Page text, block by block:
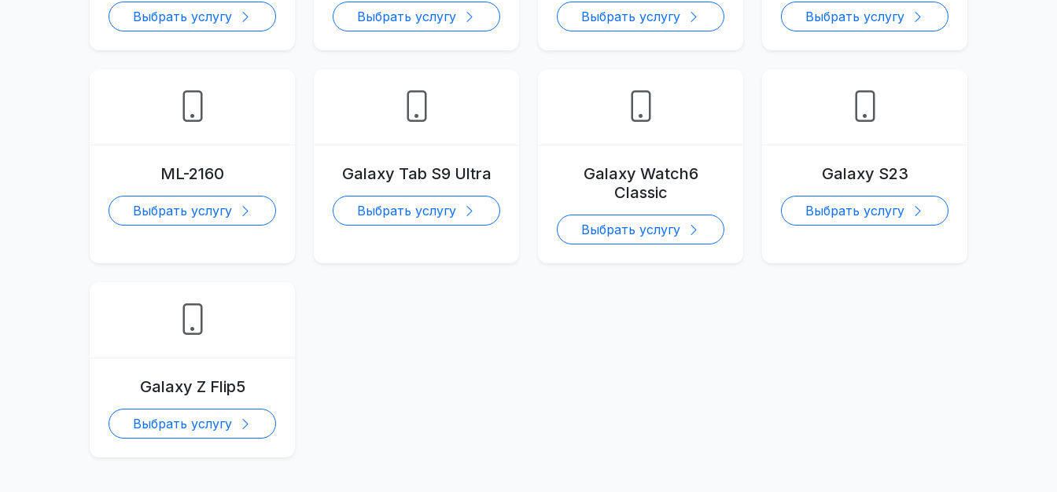
Выбрать услугу Выбрать услугу Выбрать услугу Выбрать услугу
ML-2160
Выбрать услугу
Galaxy Tab S9 Ultra
Выбрать услугу
Galaxy Watch6
Classic
Выбрать услугу
Galaxy S23
Выбрать услугу
Galaxy Z Flip5
Выбрать услугу